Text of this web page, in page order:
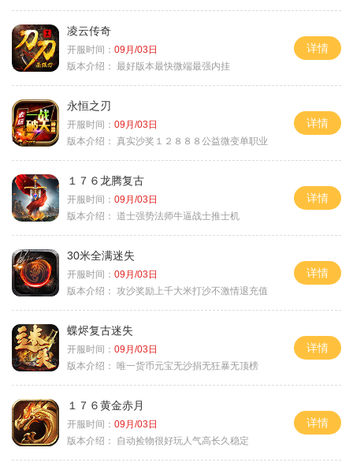
凌云传奇
开服时间： 09月/03日
版本介绍： 最好版本最快微端最强内挂
详情
永恒之刃
开服时间： 09月/03日
版本介绍： 真实沙奖１２８８８公益微变单职业
详情
１７６龙腾复古
开服时间： 09月/03日
版本介绍： 道士强势法师牛逼战士推士机
详情
30米全满迷失
开服时间： 09月/03日
版本介绍： 攻沙奖励上千大米打沙不激情退充值
详情
蝶烬复古迷失
开服时间： 09月/03日
版本介绍： 唯一货币元宝无沙捐无狂暴无顶榜
详情
１７６黄金赤月
开服时间： 09月/03日
版本介绍：
自动捡物很好玩人气高长久稳定
详情